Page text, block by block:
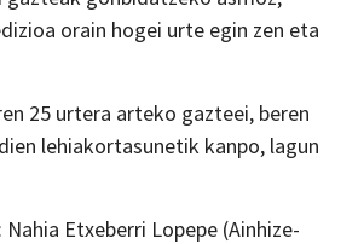
orain hogei urte egin zen eta
25 urtera arteko gazteei, beren
lehiakortasunetik kanpo, lagun
Etxeberri Lopepe (Ainhize-